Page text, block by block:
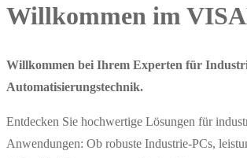
Willkommen im
Willkommen bei Ihrem Experten für
Automatisierungstechnik.
Entdecken Sie hochwertige Lösungen für
Anwendungen: Ob robuste Industrie-PCs,